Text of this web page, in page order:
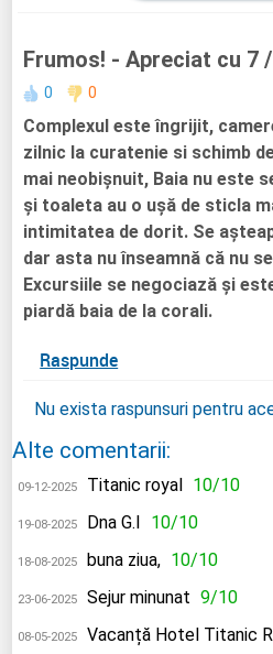
Frumos! - Apreciat cu 7
0 0
Complexul este îngrijit,
zilnic la curatenie si schimb
mai neobișnuit, Baia nu este
și toaleta au o ușă de sticla
intimitatea de dorit. Se
dar asta nu înseamnă că nu
Excursiile se negociază și
piardă baia de la corali.
Raspunde
Nu exista raspunsuri pentru
Alte comentarii:
09-12-2025 Titanic royal 10/10
19-08-2025 Dna G.I 10/10
18-08-2025 buna ziua, 10/10
23-06-2025 Sejur minunat 9/10
08-05-2025 Vacanță Hotel Titanic